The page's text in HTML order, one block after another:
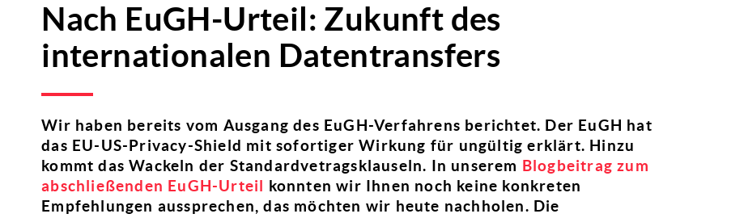
Nach EuGH-Urteil: Zukunft des
internationalen Datentransfers
Wir haben bereits vom Ausgang des EuGH-Verfahrens berichtet. Der EuGH hat
das EU-US-Privacy-Shield mit sofortiger Wirkung für ungültig erklärt. Hinzu
kommt das Wackeln der Standardvetragsklauseln. In unserem Blogbeitrag zum
abschließenden EuGH-Urteil konnten wir Ihnen noch keine konkreten
Empfehlungen aussprechen, das möchten wir heute nachholen. Die